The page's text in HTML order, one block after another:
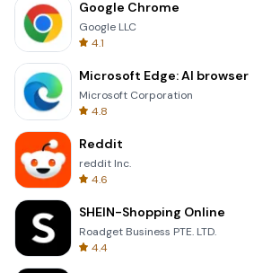
Google Chrome
Google LLC
4.1
Microsoft Edge: AI browser
Microsoft Corporation
4.8
Reddit
reddit Inc.
4.6
SHEIN-Shopping Online
Roadget Business PTE. LTD.
4.4